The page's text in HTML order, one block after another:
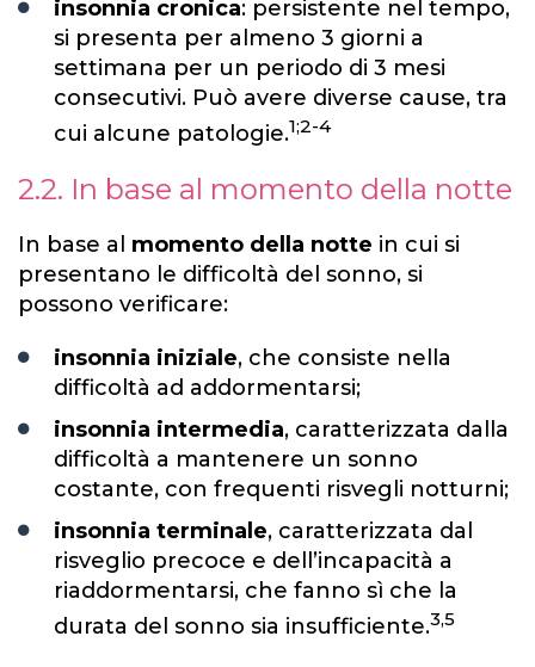
insonnia cronica: persistente nel tempo,
si presenta per almeno 3 giorni a
settimana per un periodo di 3 mesi
consecutivi. Può avere diverse cause, tra
cui alcune patologie.1;2-4
2.2. In base al momento della notte
In base al momento della notte in cui si
presentano le difficoltà del sonno, si
possono verificare:
insonnia iniziale, che consiste nella
difficoltà ad addormentarsi;
insonnia intermedia, caratterizzata dalla
difficoltà a mantenere un sonno
costante, con frequenti risvegli notturni;
insonnia terminale, caratterizzata dal
risveglio precoce e dell’incapacità a
riaddormentarsi, che fanno sì che la
durata del sonno sia insufficiente.3,5